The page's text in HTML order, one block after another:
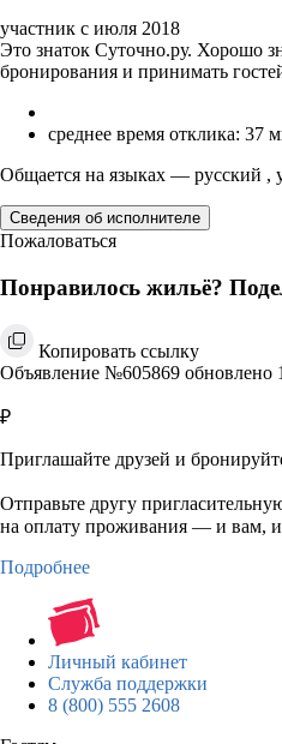
участник с июля 2018
Это знаток Суточно.ру. Хорошо
бронирования и принимать
среднее время отклика: 37
Общается на языках — русский ,
Сведения об исполнителе
Пожаловаться
Понравилось жильё?
Копировать ссылку
Объявление №605869 обновлено
₽
Приглашайте друзей и
Отправьте другу
на оплату проживания — и вам, и
Подробнее
Личный кабинет
Служба поддержки
8 (800) 555 2608